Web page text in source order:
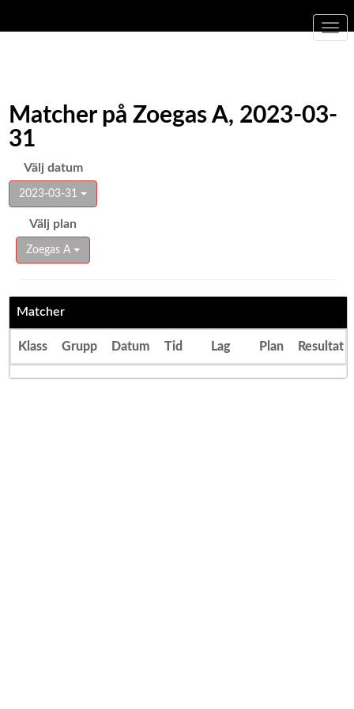
Matcher på Zoegas A, 2023-03-
31
Välj datum
2023-03-31
Välj plan
Zoegas A
Matcher
Klass Grupp Datum Tid Lag Plan Resultat